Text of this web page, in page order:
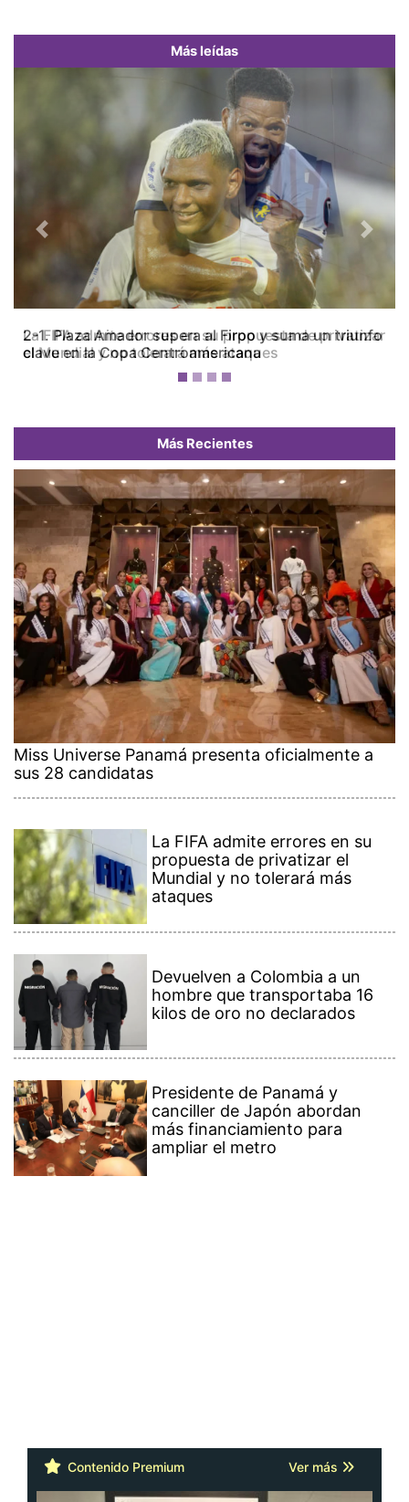
Más leídas
La FIFA admite errores en su propuesta de privatizar
el Mundial y no tolerará más ataques
Previous Next
Más Recientes
Miss Universe Panamá presenta oficialmente a
sus 28 candidatas
La FIFA admite errores en su
propuesta de privatizar el
Mundial y no tolerará más
ataques
Devuelven a Colombia a un
hombre que transportaba 16
kilos de oro no declarados
Presidente de Panamá y
canciller de Japón abordan
más financiamiento para
ampliar el metro
Contenido Premium Ver más